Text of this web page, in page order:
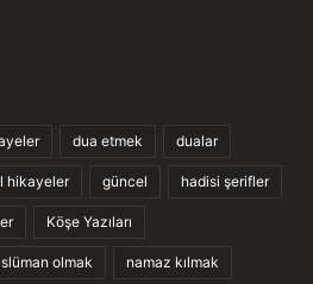
dua etmek dualar
hikayeler güncel hadisi şerifler
Köşe Yazıları
olmak namaz kılmak